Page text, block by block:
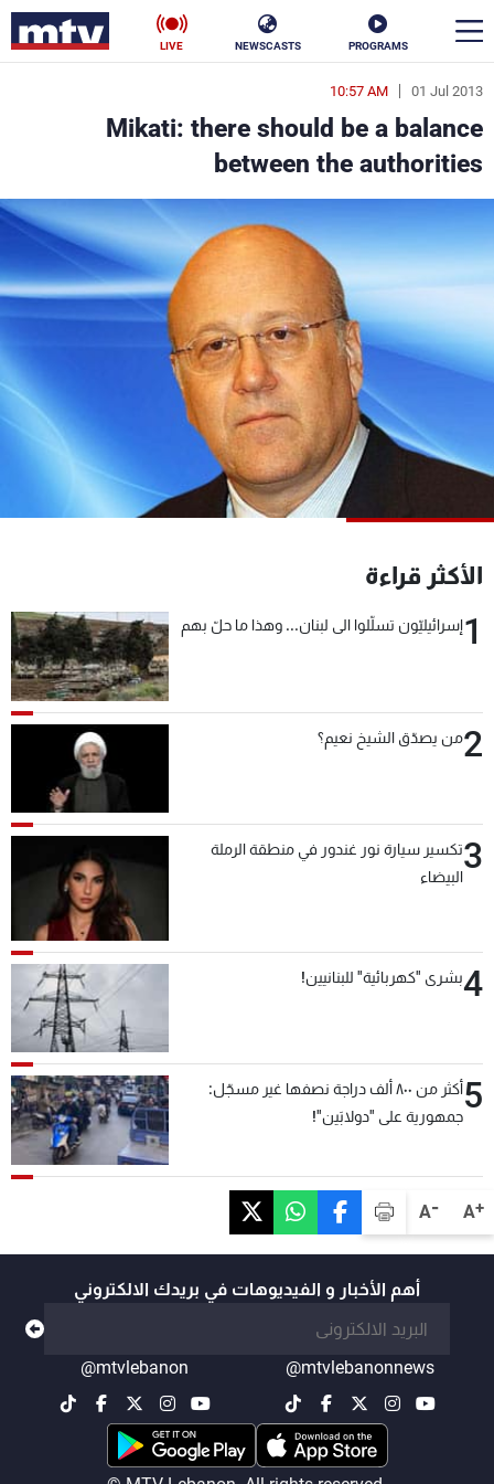
PROGRAMS
NEWSCASTS
LIVE
A+
A-
01 Jul 2013
10:57 AM
Mikati: there should be a balance
between the authorities
الأكثر قراءة
1إسرائيليّون تسلّلوا الى لبنان... وهذا ما حلّ بهم
2من يصدّق الشيخ نعيم؟
3تكسير سيارة نور غندور في منطقة الرملة
البيضاء
4بشرى "كهربائية" للبنانيين!
5
أكثر من ٨٠٠ ألف دراجة نصفها غير مسجّل:
جمهورية على "دولابَين"!
أهم الأخبار و الفيديوهات في بريدك الالكتروني
@mtvlebanonnews
@mtvlebanon
en
الأخبار
سياسة ناس
إقتصاد فن
منوعات
كأس العالم
البرامج
شاهد البرامج
عن MTV
الإنـتـاج
وظائف
شروط الإسـتخدام
سياسة الخصوصية